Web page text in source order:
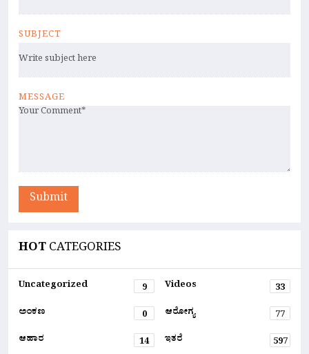
SUBJECT
MESSAGE
Submit
HOTCATEGORIES
Uncategorized 9 Videos
33
ಅಂಕಣ
0 ಆರೋಗ್ಯ
77
ಆಹಾರ
14 ಇತರೆ
597